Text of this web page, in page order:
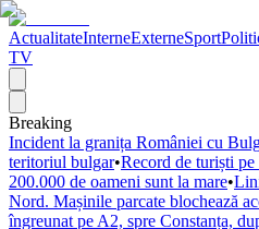
ActualitateInterneExterneSport
TV
Breaking
Incident la granița României cu
teritoriul bulgar•Record de turiști
200.000 de oameni sunt la mare•
Nord. Mașinile parcate blochează
îngreunat pe A2, spre Constanța,